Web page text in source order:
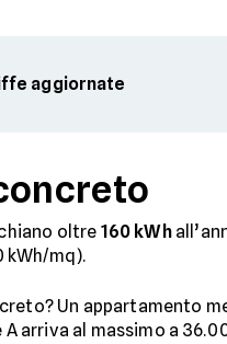
aggiornate
oltre 160 kWh
kWh/mq).
Un appartamento
arriva al massimo a